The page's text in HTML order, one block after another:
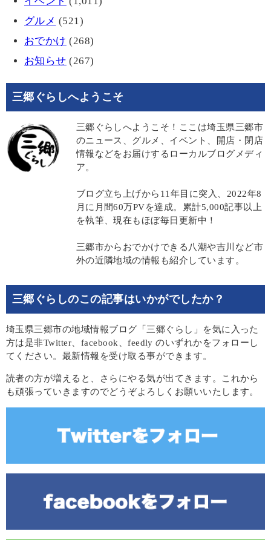
グルメ (521)
おでかけ (268)
お知らせ (267)
三郷ぐらしへようこそ
三郷ぐらしへようこそ！ここは埼玉県三郷市
のニュース、グルメ、イベント、開店・閉店
情報などをお届けするローカルブログメディ
ア。
ブログ立ち上げから11年目に突入、2022年8
月に月間60万PVを達成。累計5,000記事以上
を執筆、現在もほぼ毎日更新中！
三郷市からおでかけできる八潮や吉川など市
外の近隣地域の情報も紹介しています。
三郷ぐらしのこの記事はいかがでしたか？
埼玉県三郷市の地域情報ブログ「三郷ぐらし」を気に入った
方は是非Twitter、facebook、feedly のいずれかをフォローし
てください。最新情報を受け取る事ができます。
読者の方が増えると、さらにやる気が出てきます。これから
も頑張っていきますのでどうぞよろしくお願いいたします。